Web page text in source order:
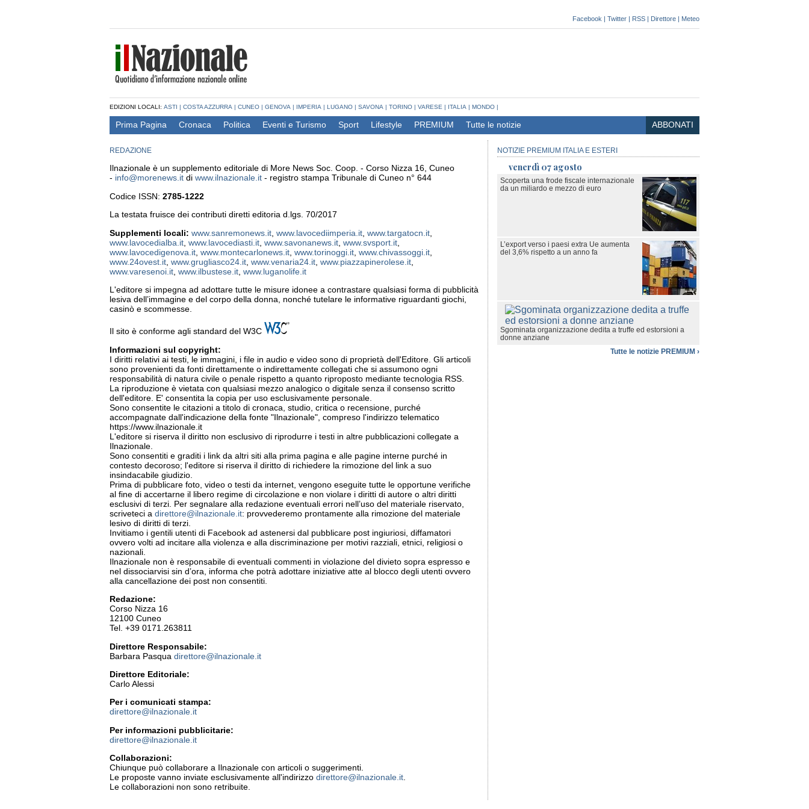
Facebook | Twitter | RSS | Direttore | Meteo
EDIZIONI LOCALI: ASTI | COSTA AZZURRA | CUNEO | GENOVA | IMPERIA | LUGANO | SAVONA | TORINO | VARESE | ITALIA | MONDO |
Prima Pagina Cronaca Politica Eventi e Turismo Sport Lifestyle PREMIUM Tutte le notizie ABBONATI
REDAZIONE
Ilnazionale è un supplemento editoriale di More News Soc. Coop. - Corso Nizza 16, Cuneo
- info@morenews.it di www.ilnazionale.it - registro stampa Tribunale di Cuneo n° 644
Codice ISSN: 2785-1222
La testata fruisce dei contributi diretti editoria d.lgs. 70/2017
Supplementi locali: www.sanremonews.it www.lavocediimperia.it www.targatocn.it
www.lavocedialba.it www.lavocediasti.it www.savonanews.it www.svsport.it
www.lavocedigenova.it www.montecarlonews.it www.torinoggi.it www.chivassoggi.it
www.24ovest.it www.grugliasco24.it www.venaria24.it www.piazzapinerolese.it
www.varesenoi.it www.ilbustese.it www.luganolife.it
L'editore si impegna ad adottare tutte le misure idonee a contrastare qualsiasi forma di pubblicità
lesiva dell’immagine e del corpo della donna, nonché tutelare le informative riguardanti giochi,
casinò e scommesse.
Il sito è conforme agli standard del W3C
Informazioni sul copyright:
I diritti relativi ai testi, le immagini, i file in audio e video sono di proprietà dell'Editore. Gli articoli
sono provenienti da fonti direttamente o indirettamente collegati che si assumono ogni
responsabilità di natura civile o penale rispetto a quanto riproposto mediante tecnologia RSS.
La riproduzione è vietata con qualsiasi mezzo analogico o digitale senza il consenso scritto
dell'editore. E' consentita la copia per uso esclusivamente personale.
Sono consentite le citazioni a titolo di cronaca, studio, critica o recensione, purché
accompagnate dall'indicazione della fonte "Ilnazionale", compreso l'indirizzo telematico
https://www.ilnazionale.it
L'editore si riserva il diritto non esclusivo di riprodurre i testi in altre pubblicazioni collegate a
Ilnazionale.
Sono consentiti e graditi i link da altri siti alla prima pagina e alle pagine interne purché in
contesto decoroso; l'editore si riserva il diritto di richiedere la rimozione del link a suo
insindacabile giudizio.
Prima di pubblicare foto, video o testi da internet, vengono eseguite tutte le opportune verifiche
al fine di accertarne il libero regime di circolazione e non violare i diritti di autore o altri diritti
esclusivi di terzi. Per segnalare alla redazione eventuali errori nell’uso del materiale riservato,
scriveteci a direttore@ilnazionale.it: provvederemo prontamente alla rimozione del materiale
lesivo di diritti di terzi.
Invitiamo i gentili utenti di Facebook ad astenersi dal pubblicare post ingiuriosi, diffamatori
ovvero volti ad incitare alla violenza e alla discriminazione per motivi razziali, etnici, religiosi o
nazionali.
Ilnazionale non è responsabile di eventuali commenti in violazione del divieto sopra espresso e
nel dissociarvisi sin d’ora, informa che potrà adottare iniziative atte al blocco degli utenti ovvero
alla cancellazione dei post non consentiti.
Redazione:
Corso Nizza 16
12100 Cuneo
Tel. +39 0171.263811
Direttore Responsabile:
Barbara Pasqua direttore@ilnazionale.it
Direttore Editoriale:
Carlo Alessi
Per i comunicati stampa:
direttore@ilnazionale.it
Per informazioni pubblicitarie:
direttore@ilnazionale.it
Collaborazioni:
Chiunque può collaborare a Ilnazionale con articoli o suggerimenti.
Le proposte vanno inviate esclusivamente all'indirizzo direttore@ilnazionale.it
Le collaborazioni non sono retribuite.
NOTIZIE PREMIUM ITALIA E ESTERI
venerdì 07 agosto
Scoperta una frode fiscale internazionale
da un miliardo e mezzo di euro
L’export verso i paesi extra Ue aumenta
del 3,6% rispetto a un anno fa
Sgominata organizzazione dedita a truffe ed estorsioni a
donne anziane
Tutte le notizie PREMIUM ›